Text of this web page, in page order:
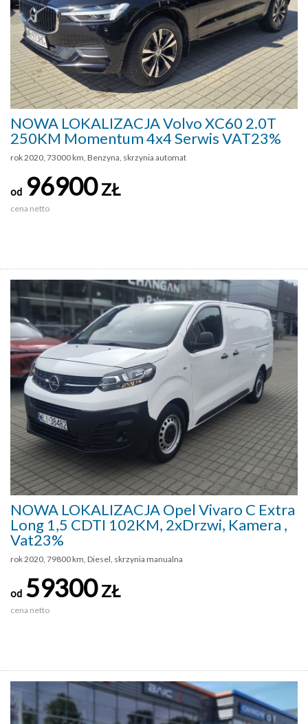
NOWA LOKALIZACJA Volvo XC60 2.0T
250KM Momentum 4x4 Serwis VAT23%
rok 2020, 73000 km, Benzyna, skrzynia automat
od 96900ZŁ
cena netto
NOWA LOKALIZACJA Opel Vivaro C Extra
Long 1,5 CDTI 102KM, 2xDrzwi, Kamera ,
Vat23%
rok 2020, 79800 km, Diesel, skrzynia manualna
od 59300ZŁ
cena netto